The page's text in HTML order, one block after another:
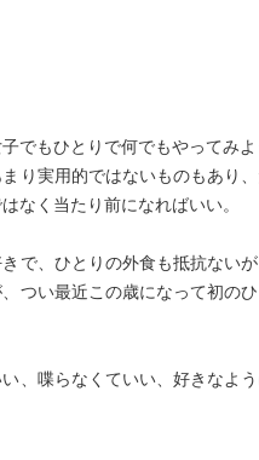
でもひとりで何でもやってみよ
り実用的ではないものもあり
なく当たり前になればいい。
で、ひとりの外食も抵抗ない
つい最近この歳になって初の
、喋らなくていい、好きなよ